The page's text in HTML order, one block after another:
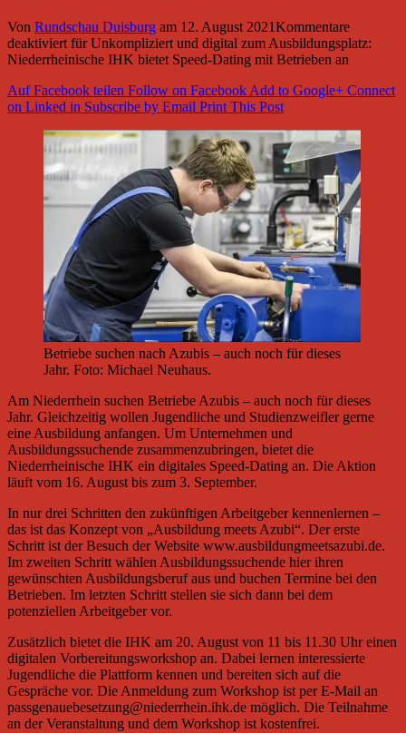
Von Rundschau Duisburg am 12. August 2021Kommentare
deaktiviertfür Unkompliziert und digital zum Ausbildungsplatz:
Niederrheinische IHK bietet Speed-Dating mit Betrieben an
Auf Facebook teilen Follow on FacebookAdd to Google+ Connect
on Linked in Subscribe by Email Print This Post
Betriebe suchen nach Azubis – auch noch für dieses
Jahr. Foto: Michael Neuhaus.
Am Niederrhein suchen Betriebe Azubis – auch noch für dieses
Jahr. Gleichzeitig wollen Jugendliche und Studienzweifler gerne
eine Ausbildung anfangen. Um Unternehmen und
Ausbildungssuchende zusammenzubringen, bietet die
Niederrheinische IHK ein digitales Speed-Dating an. Die Aktion
läuft vom 16. August bis zum 3. September.
In nur drei Schritten den zukünftigen Arbeitgeber kennenlernen –
das ist das Konzept von „Ausbildung meets Azubi“. Der erste
Schritt ist der Besuch der Website www.ausbildungmeetsazubi.de.
Im zweiten Schritt wählen Ausbildungssuchende hier ihren
gewünschten Ausbildungsberuf aus und buchen Termine bei den
Betrieben. Im letzten Schritt stellen sie sich dann bei dem
potenziellen Arbeitgeber vor.
Zusätzlich bietet die IHK am 20. August von 11 bis 11.30 Uhr einen
digitalen Vorbereitungsworkshop an. Dabei lernen interessierte
Jugendliche die Plattform kennen und bereiten sich auf die
Gespräche vor. Die Anmeldung zum Workshop ist per E-Mail an
passgenauebesetzung@niederrhein.ihk.de möglich. Die Teilnahme
an der Veranstaltung und dem Workshop ist kostenfrei.